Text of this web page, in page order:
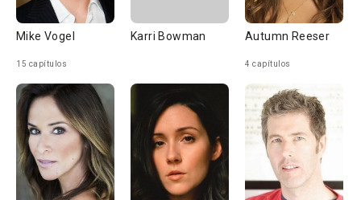
Mike Vogel
15 capítulos
Karri Bowman Autumn Reeser
4 capítulos